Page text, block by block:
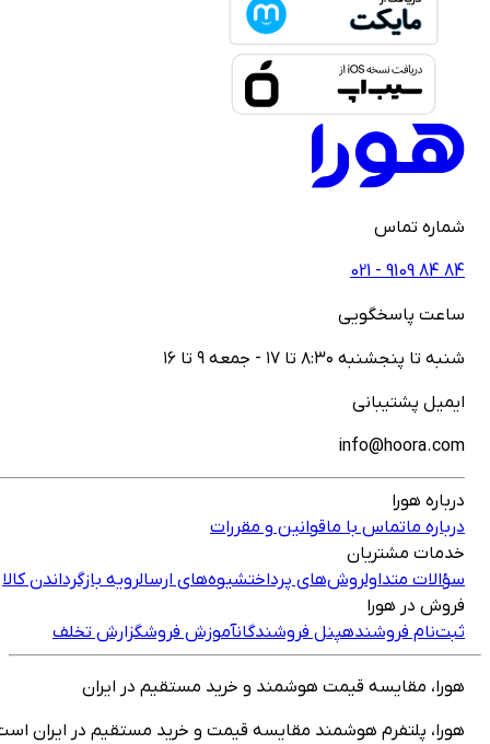
تماس
021 - ‎9109‎ ‎84‎
پاسخگویی
تا پنجشنبه ۸:۳۰ تا ۱۷ - جمعه ۹ تا ۱۶
پشتیبانی
هورا
ماتماس با ماقوانین و مقررات
مشتریان
متداولروش‌های پرداختشیوه‌های ارسالرویه بازگرداندن کالا
در هورا
فروشندهپنل فروشندگانآموزش فروشگزارش تخلف
مقایسه قیمت هوشمند و خرید مستقیم در ایران
پلتفرم هوشمند مقایسه قیمت و خرید مستقیم در ایران است